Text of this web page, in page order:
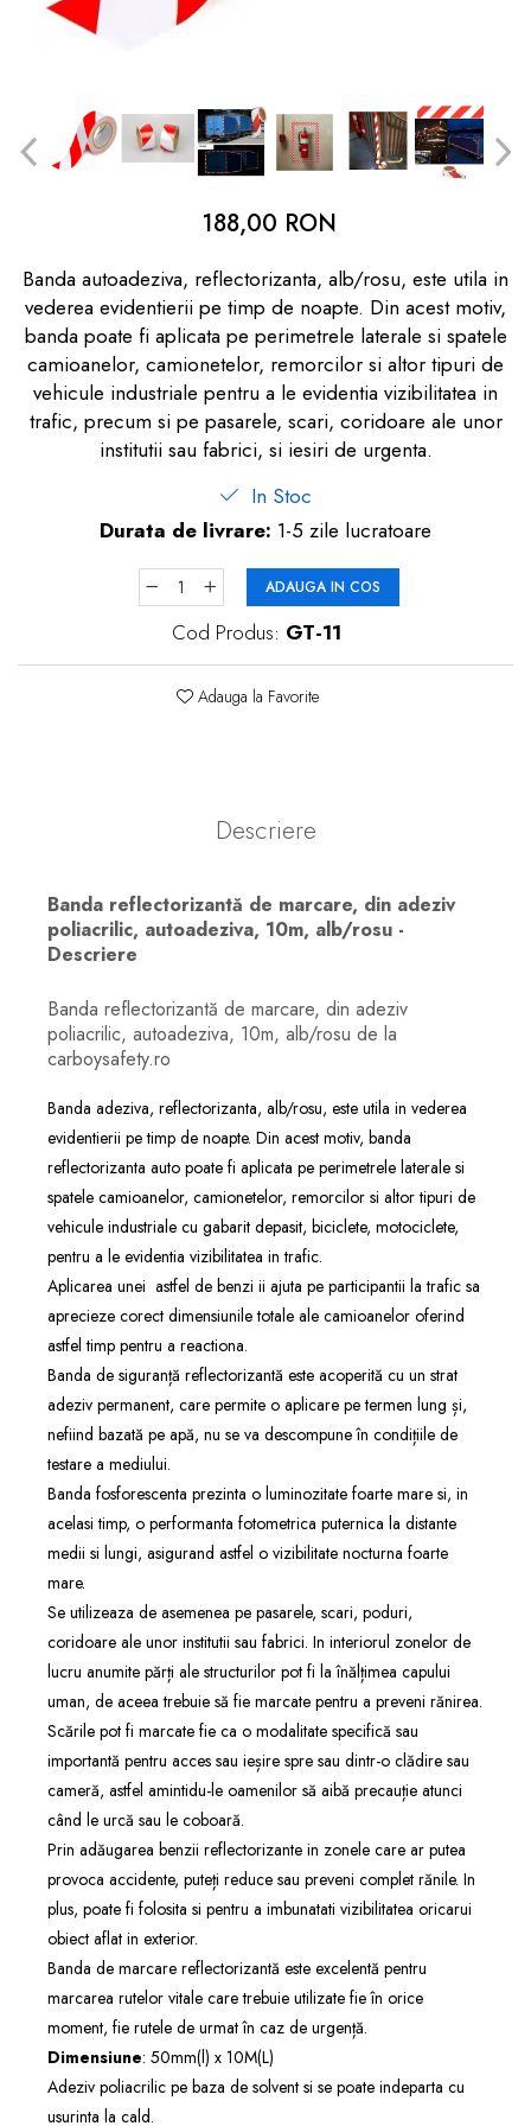
dopuri de urechi
Igiena copii
188,00 RON
Banda autoadeziva, reflectorizanta, alb/rosu, este utila in
vederea evidentierii pe timp de noapte. Din acest motiv,
banda poate fi aplicata pe perimetrele laterale si spatele
camioanelor, camionetelor, remorcilor si altor tipuri de
vehicule industriale pentru a le evidentia vizibilitatea in
trafic, precum si pe pasarele, scari, coridoare ale unor
institutii sau fabrici, si iesiri de urgenta.
In Stoc
Durata de livrare: 1-5 zile lucratoare
ADAUGA IN COS
Cod Produs: GT-11
Adauga la Favorite
Descriere
Banda reflectorizantă de marcare, din adeziv
poliacrilic, autoadeziva, 10m, alb/rosu -
Descriere
Banda reflectorizantă de marcare, din adeziv
poliacrilic, autoadeziva, 10m, alb/rosu de la
carboysafety.ro
Banda adeziva, reflectorizanta, alb/rosu, este utila in vederea
evidentierii pe timp de noapte. Din acest motiv, banda
reflectorizanta auto poate fi aplicata pe perimetrele laterale si
spatele camioanelor, camionetelor, remorcilor si altor tipuri de
vehicule industriale cu gabarit depasit, biciclete, motociclete,
pentru a le evidentia vizibilitatea in trafic.
Aplicarea unei astfel de benzi ii ajuta pe participantii la trafic sa
aprecieze corect dimensiunile totale ale camioanelor oferind
astfel timp pentru a reactiona.
Banda de siguranță reflectorizantă este acoperită cu un strat
adeziv permanent, care permite o aplicare pe termen lung și,
nefiind bazată pe apă, nu se va descompune în condițiile de
testare a mediului.
Banda fosforescenta prezinta o luminozitate foarte mare si, in
acelasi timp, o performanta fotometrica puternica la distante
medii si lungi, asigurand astfel o vizibilitate nocturna foarte
mare.
Se utilizeaza de asemenea pe pasarele, scari, poduri,
coridoare ale unor institutii sau fabrici. In interiorul zonelor de
lucru anumite părți ale structurilor pot fi la înălțimea capului
uman, de aceea trebuie să fie marcate pentru a preveni rănirea.
Scările pot fi marcate fie ca o modalitate specifică sau
importantă pentru acces sau ieșire spre sau dintr-o clădire sau
cameră, astfel amintidu-le oamenilor să aibă precauție atunci
când le urcă sau le coboară.
Prin adăugarea benzii reflectorizante in zonele care ar putea
provoca accidente, puteți reduce sau preveni complet rănile. In
plus, poate fi folosita si pentru a imbunatati vizibilitatea oricarui
obiect aflat in exterior.
Banda de marcare reflectorizantă este excelentă pentru
marcarea rutelor vitale care trebuie utilizate fie în orice
moment, fie rutele de urmat în caz de urgență.
Dimensiune: 50mm(l) x 10M(L)
Adeziv poliacrilic pe baza de solvent si se poate indeparta cu
usurinta la cald.